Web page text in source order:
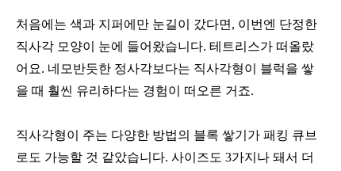
처음에는 색과 지퍼에만 눈길이 갔다면, 이번엔 단정한
직사각 모양이 눈에 들어왔습니다. 테트리스가 떠올랐
어요. 네모반듯한 정사각보다는 직사각형이 블럭을 쌓
을 때 훨씬 유리하다는 경험이 떠오른 거죠.
직사각형이 주는 다양한 방법의 블록 쌓기가 패킹 큐브
로도 가능할 것 같았습니다. 사이즈도 3가지나 돼서 더